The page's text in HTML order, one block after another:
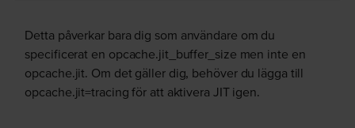
Detta påverkar bara dig som användare om du
specificerat en opcache.jit_buffer_size men inte en
opcache.jit. Om det gäller dig, behöver du lägga till
opcache.jit=tracing för att aktivera JIT igen.